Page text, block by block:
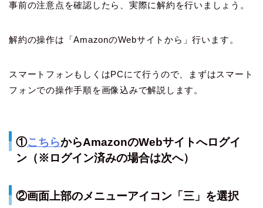
事前の注意点を確認したら、実際に解約を行いましょう。
解約の操作は「AmazonのWebサイトから」行います。
スマートフォンもしくはPCにて行うので、まずはスマート
フォンでの操作手順を画像込みで解説します。
①こちらからAmazonのWebサイトへログイ
ン（※ログイン済みの場合は次へ）
②画面上部のメニューアイコン「三」を選択